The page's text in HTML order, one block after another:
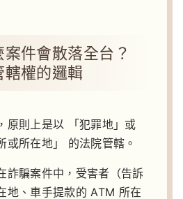
件會散落全台？
轄權的邏輯
原則上是以 「犯罪地」或
或所在地」 的法院管轄。
詐騙案件中，受害者（告訴
地、車手提款的 ATM 所在